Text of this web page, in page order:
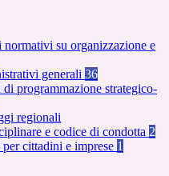
su organizzazione e
generali 36
programmazione strategico-
regionali
e codice di condotta 2
cittadini e imprese 1